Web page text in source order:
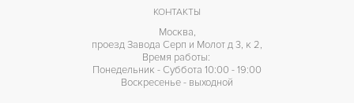
КОНТАКТЫ
Москва,
проезд Завода Серп и Молот д 3, к 2,
Время работы:
Понедельник - Суббота 10:00 - 19:00
Воскресенье - выходной